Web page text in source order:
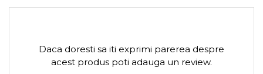
Daca doresti sa iti exprimi parerea despre
acest produs poti adauga un review.